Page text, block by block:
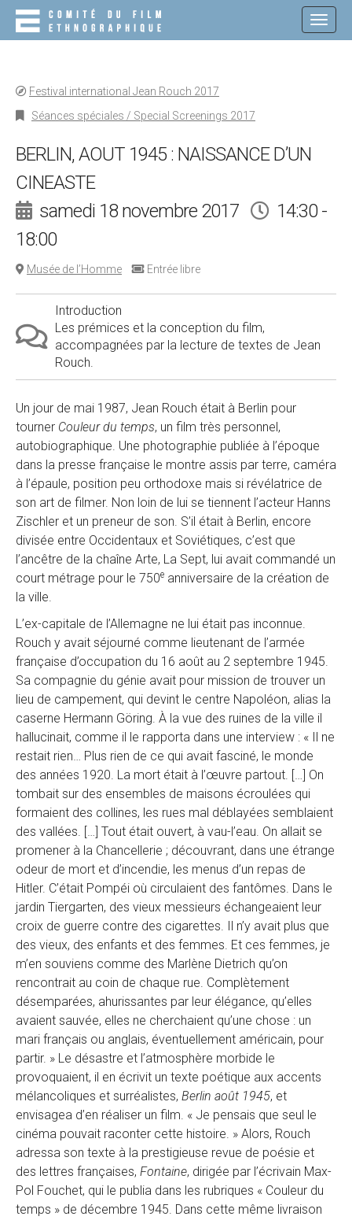
Festival international Jean Rouch 2017
Séances spéciales / Special Screenings 2017
BERLIN, AOUT 1945 : NAISSANCE D’UN
CINEASTE
samedi 18 novembre 2017
14:30 -
18:00
Musée de l’Homme Entrée libre
Introduction
Les prémices et la conception du film,
accompagnées par la lecture de textes de Jean
Rouch.
Un jour de mai 1987, Jean Rouch était à Berlin pour
tourner Couleur du temps, un film très personnel,
autobiographique. Une photographie publiée à l’époque
dans la presse française le montre assis par terre, caméra
à l’épaule, position peu orthodoxe mais si révélatrice de
son art de filmer. Non loin de lui se tiennent l’acteur Hanns
Zischler et un preneur de son. S’il était à Berlin, encore
divisée entre Occidentaux et Soviétiques, c’est que
l’ancêtre de la chaîne Arte, La Sept, lui avait commandé un
court métrage pour le 750e anniversaire de la création de
la ville.
L’ex-capitale de l’Allemagne ne lui était pas inconnue.
Rouch y avait séjourné comme lieutenant de l’armée
française d’occupation du 16 août au 2 septembre 1945.
Sa compagnie du génie avait pour mission de trouver un
lieu de campement, qui devint le centre Napoléon, alias la
caserne Hermann Göring. À la vue des ruines de la ville il
hallucinait, comme il le rapporta dans une interview : « Il ne
restait rien… Plus rien de ce qui avait fasciné, le monde
des années 1920. La mort était à l’œuvre partout. […] On
tombait sur des ensembles de maisons écroulées qui
formaient des collines, les rues mal déblayées semblaient
des vallées. […] Tout était ouvert, à vau-l’eau. On allait se
promener à la Chancellerie ; découvrant, dans une étrange
odeur de mort et d’incendie, les menus d’un repas de
Hitler. C’était Pompéi où circulaient des fantômes. Dans le
jardin Tiergarten, des vieux messieurs échangeaient leur
croix de guerre contre des cigarettes. Il n’y avait plus que
des vieux, des enfants et des femmes. Et ces femmes, je
m’en souviens comme des Marlène Dietrich qu’on
rencontrait au coin de chaque rue. Complètement
désemparées, ahurissantes par leur élégance, qu’elles
avaient sauvée, elles ne cherchaient qu’une chose : un
mari français ou anglais, éventuellement américain, pour
partir. » Le désastre et l’atmosphère morbide le
provoquaient, il en écrivit un texte poétique aux accents
mélancoliques et surréalistes, Berlin août 1945, et
envisagea d’en réaliser un film. « Je pensais que seul le
cinéma pouvait raconter cette histoire. » Alors, Rouch
adressa son texte à la prestigieuse revue de poésie et
des lettres françaises, Fontaine, dirigée par l’écrivain Max-
Pol Fouchet, qui le publia dans les rubriques « Couleur du
temps » de décembre 1945. Dans cette même livraison